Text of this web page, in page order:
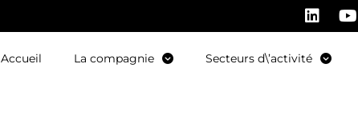
Accueil La compagnie Secteurs d\’activité